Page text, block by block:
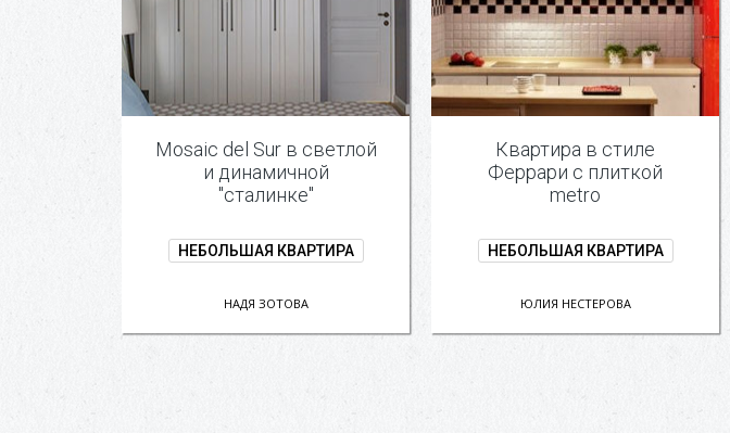
Mosaic del Sur в светлой
и динамичной
"сталинке"
НЕБОЛЬШАЯ КВАРТИРА
НАДЯ ЗОТОВА
Квартира в стиле
Феррари с плиткой
metro
НЕБОЛЬШАЯ КВАРТИРА
ЮЛИЯ НЕСТЕРОВА